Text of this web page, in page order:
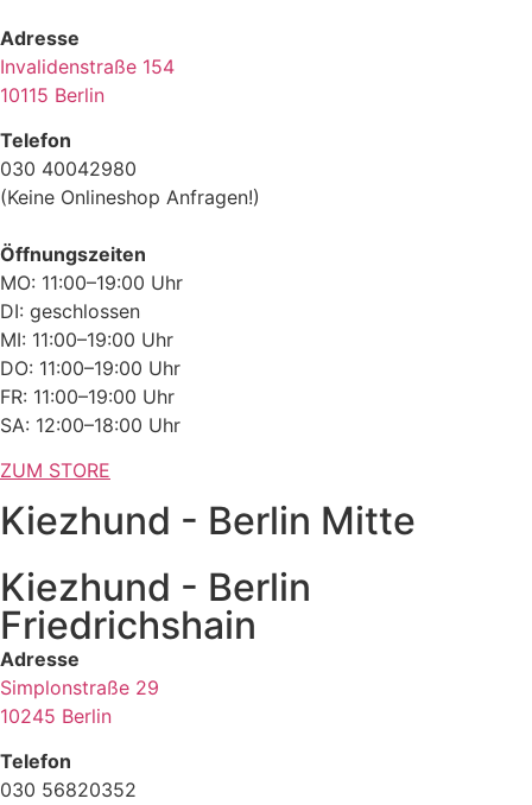
Adresse
Invalidenstraße 154
10115 Berlin
Telefon
030 40042980
(Keine Onlineshop Anfragen!)
Öffnungszeiten
MO: 11:00–19:00 Uhr
DI: geschlossen
MI: 11:00–19:00 Uhr
DO: 11:00–19:00 Uhr
FR: 11:00–19:00 Uhr
SA: 12:00–18:00 Uhr
ZUM STORE
Kiezhund - Berlin Mitte
Kiezhund - Berlin
Friedrichshain
Adresse
Simplonstraße 29
10245 Berlin
Telefon
030 56820352